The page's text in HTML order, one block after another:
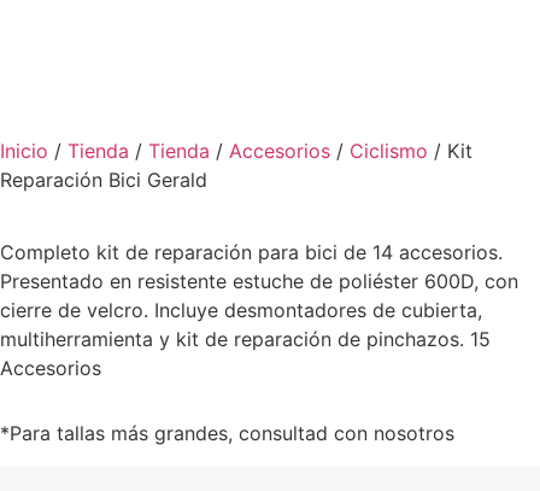
Inicio / Tienda / Tienda / Accesorios / Ciclismo / Kit
Reparación Bici Gerald
Completo kit de reparación para bici de 14 accesorios.
Presentado en resistente estuche de poliéster 600D, con
cierre de velcro. Incluye desmontadores de cubierta,
multiherramienta y kit de reparación de pinchazos. 15
Accesorios
*Para tallas más grandes, consultad con nosotros